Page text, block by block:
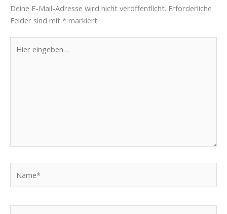
Deine E-Mail-Adresse wird nicht veröffentlicht. Erforderliche
Felder sind mit * markiert
eingeben…